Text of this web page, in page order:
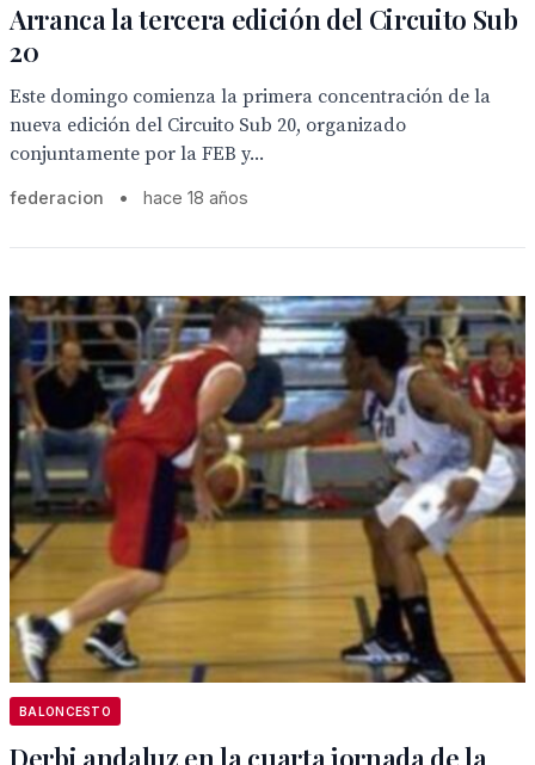
Arranca la tercera edición del Circuito Sub
20
Este domingo comienza la primera concentración de la
nueva edición del Circuito Sub 20, organizado
conjuntamente por la FEB y...
federacion • hace 18 años
BALONCESTO
Derbi andaluz en la cuarta jornada de la